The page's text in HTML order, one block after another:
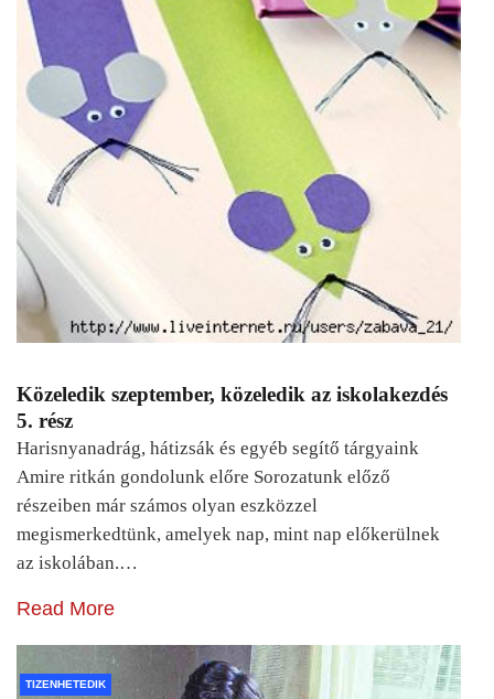
Közeledik szeptember, közeledik az iskolakezdés
5. rész
Harisnyanadrág, hátizsák és egyéb segítő tárgyaink
Amire ritkán gondolunk előre Sorozatunk előző
részeiben már számos olyan eszközzel
megismerkedtünk, amelyek nap, mint nap előkerülnek
az iskolában.…
Read More
TIZENHETEDIK